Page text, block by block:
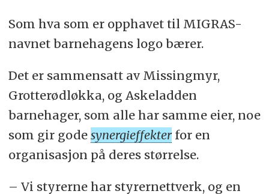
Som hva som er opphavet til MIGRAS-
navnet barnehagens logo bærer.
Det er sammensatt av Missingmyr,
Grotterødløkka, og Askeladden
barnehager, som alle har samme eier, noe
som gir gode synergieffekterfor en
organisasjon på deres størrelse.
– Vi styrerne har styrernettverk, og en